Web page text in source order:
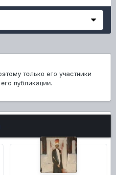
только его участники
публикации.